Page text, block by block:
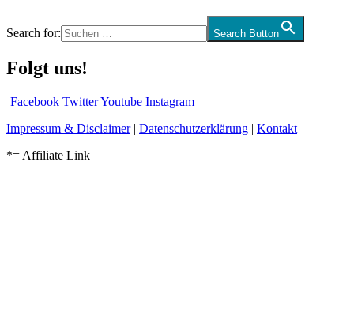
Search for: Search Button
Folgt uns!
Facebook TwitterYoutube Instagram
Impressum & Disclaimer| Datenschutzerklärung | Kontakt
*= Affiliate Link